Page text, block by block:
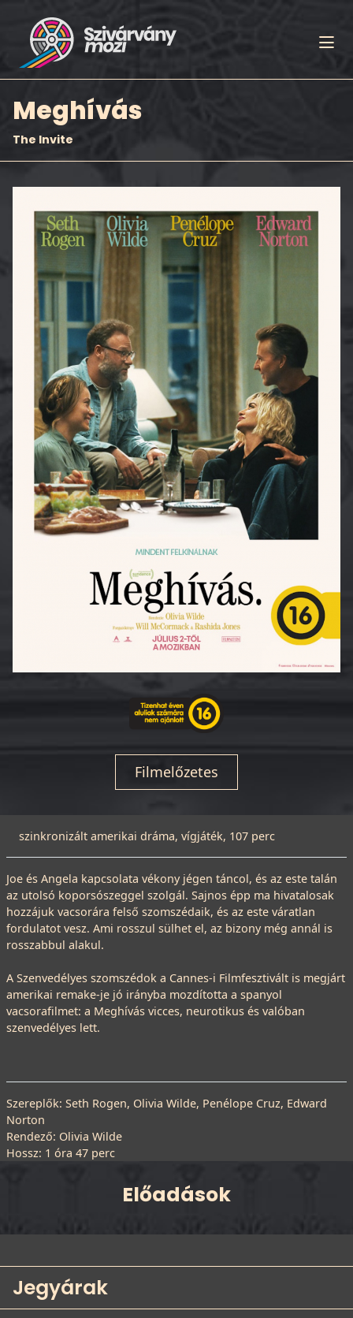
Meghívás
The Invite
Filmelőzetes
szinkronizált amerikai dráma, vígjáték, 107 perc
Joe és Angela kapcsolata vékony jégen táncol, és az este talán
az utolsó koporsószeggel szolgál. Sajnos épp ma hivatalosak
hozzájuk vacsorára felső szomszédaik, és az este váratlan
fordulatot vesz. Ami rosszul sülhet el, az bizony még annál is
rosszabbul alakul.
A Szenvedélyes szomszédok a Cannes-i Filmfesztivált is megjárt
amerikai remake-je jó irányba mozdította a spanyol
vacsorafilmet: a Meghívás vicces, neurotikus és valóban
szenvedélyes lett.
Szereplők: Seth Rogen, Olivia Wilde, Penélope Cruz, Edward
Norton
Rendező: Olivia Wilde
Hossz: 1 óra 47 perc
Előadások
Jegyárak